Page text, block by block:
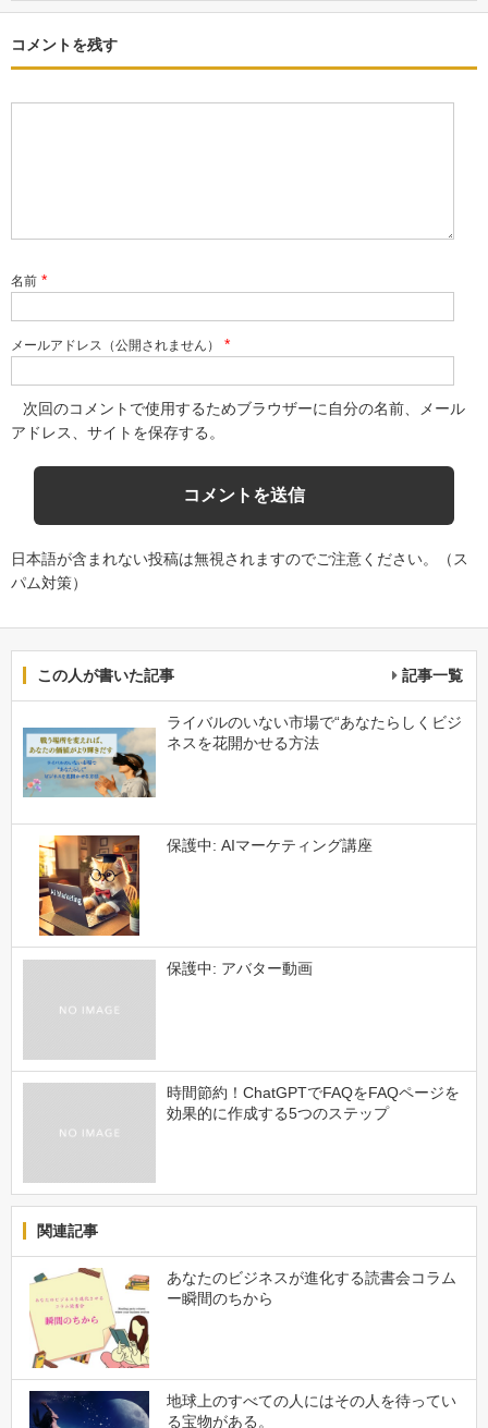
コメントを残す
名前 *
メールアドレス（公開されません） *
次回のコメントで使用するためブラウザーに自分の名前、メール
アドレス、サイトを保存する。
日本語が含まれない投稿は無視されますのでご注意ください。（ス
パム対策）
この人が書いた記事 記事一覧
ライバルのいない市場で“あなたらしくビジ
ネスを花開かせる方法
保護中: AIマーケティング講座
保護中: アバター動画
時間節約！ChatGPTでFAQをFAQページを
効果的に作成する5つのステップ
関連記事
あなたのビジネスが進化する読書会コラム
ー瞬間のちから
地球上のすべての人にはその人を待ってい
る宝物がある。